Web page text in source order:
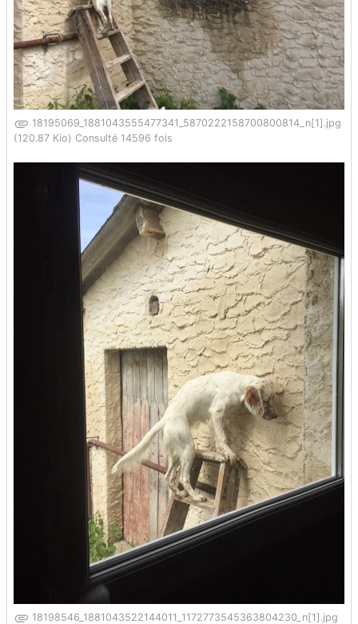
18195069_1881043555477341_5870222158700800814_n[1].jpg
(120.87 Kio) Consulté 14596 fois
18198546_1881043522144011_1172773545363804230_n[1].jpg